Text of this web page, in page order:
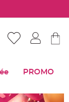
PROMO